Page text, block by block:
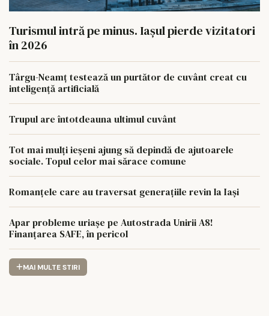
Turismul intră pe minus. Iașul pierde vizitatori
în 2026
Târgu-Neamț testează un purtător de cuvânt creat cu
inteligență artificială
Trupul are întotdeauna ultimul cuvânt
Tot mai mulți ieșeni ajung să depindă de ajutoarele
sociale. Topul celor mai sărace comune
Romanțele care au traversat generațiile revin la Iași
Apar probleme uriașe pe Autostrada Unirii A8!
Finanțarea SAFE, în pericol
MAI MULTE STIRI